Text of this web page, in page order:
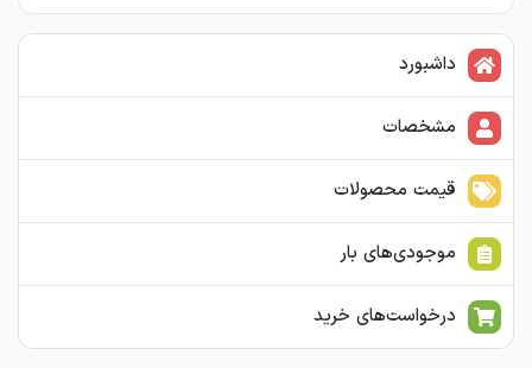
داشبورد
مشخصات
قیمت محصولات
موجودی‌های بار
درخواست‌های خرید